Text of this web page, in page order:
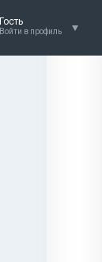
Гость
Войти в профиль